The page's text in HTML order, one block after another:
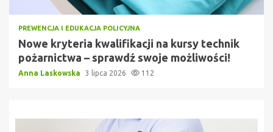
PREWENCJA I EDUKACJA POLICYJNA
Nowe kryteria kwalifikacji na kursy technik
pożarnictwa – sprawdź swoje możliwości!
Anna Laskowska 3 lipca 2026 112